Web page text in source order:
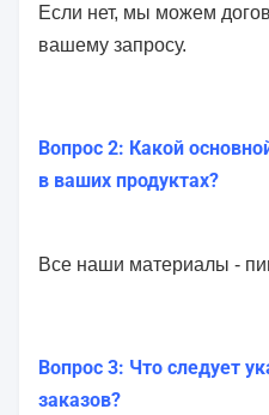
Если нет, мы можем
вашему запросу.
Вопрос 2: Какой
в ваших продуктах?
Все наши материалы -
Вопрос 3: Что следует
заказов?